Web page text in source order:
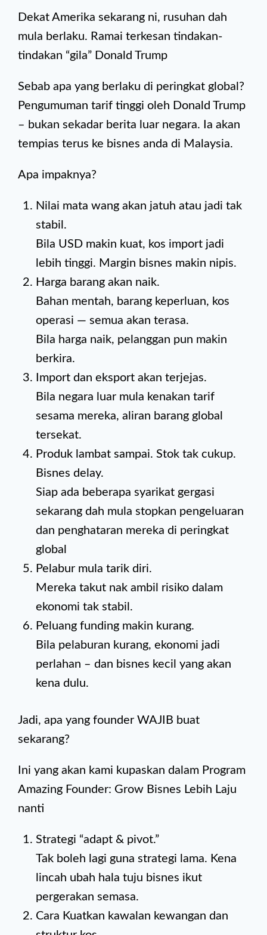
Dekat Amerika sekarang ni, rusuhan dah
mula berlaku. Ramai terkesan tindakan-
tindakan “gila” Donald Trump
Sebab apa yang berlaku di peringkat global?
Pengumuman tarif tinggi oleh Donald Trump
– bukan sekadar berita luar negara. Ia akan
tempias terus ke bisnes anda di Malaysia.
Apa impaknya?
Nilai mata wang akan jatuh atau jadi tak
stabil.
Bila USD makin kuat, kos import jadi
lebih tinggi. Margin bisnes makin nipis.
Harga barang akan naik.
Bahan mentah, barang keperluan, kos
operasi — semua akan terasa.
Bila harga naik, pelanggan pun makin
berkira.
Import dan eksport akan terjejas.
Bila negara luar mula kenakan tarif
sesama mereka, aliran barang global
tersekat.
Produk lambat sampai. Stok tak cukup.
Bisnes delay.
Siap ada beberapa syarikat gergasi
sekarang dah mula stopkan pengeluaran
dan penghataran mereka di peringkat
global
Pelabur mula tarik diri.
Mereka takut nak ambil risiko dalam
ekonomi tak stabil.
Peluang funding makin kurang.
Bila pelaburan kurang, ekonomi jadi
perlahan – dan bisnes kecil yang akan
kena dulu.
Jadi, apa yang founder WAJIB buat
sekarang?
Ini yang akan kami kupaskan dalam Program
Amazing Founder: Grow Bisnes Lebih Laju
nanti
Strategi “adapt & pivot.”
Tak boleh lagi guna strategi lama. Kena
lincah ubah hala tuju bisnes ikut
pergerakan semasa.
Cara Kuatkan kawalan kewangan dan